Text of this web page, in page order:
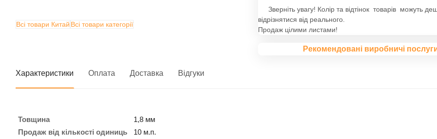
Всі товари Китай Всі товари категорії
Зверніть увагу! Колір та відтінок товарів можуть
відрізнятися від реального.
Продаж цілими листами!
Рекомендовані виробничі
Характеристики Оплата Доставка Відгуки
Товщина
1,8 мм
Продаж від кількості одиниць
10 м.п.